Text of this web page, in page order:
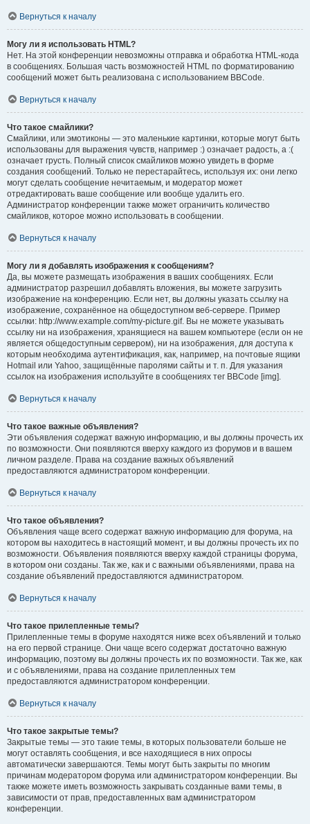
Вернуться к началу
Могу ли я использовать HTML?
Нет. На этой конференции невозможны отправка и обработка HTML-кода
в сообщениях. Большая часть возможностей HTML по форматированию
сообщений может быть реализована с использованием BBCode.
Вернуться к началу
Что такое смайлики?
Смайлики, или эмотиконы — это маленькие картинки, которые могут быть
использованы для выражения чувств, например :) означает радость, а :(
означает грусть. Полный список смайликов можно увидеть в форме
создания сообщений. Только не перестарайтесь, используя их: они легко
могут сделать сообщение нечитаемым, и модератор может
отредактировать ваше сообщение или вообще удалить его.
Администратор конференции также может ограничить количество
смайликов, которое можно использовать в сообщении.
Вернуться к началу
Могу ли я добавлять изображения к сообщениям?
Да, вы можете размещать изображения в ваших сообщениях. Если
администратор разрешил добавлять вложения, вы можете загрузить
изображение на конференцию. Если нет, вы должны указать ссылку на
изображение, сохранённое на общедоступном веб-сервере. Пример
ссылки: http://www.example.com/my-picture.gif. Вы не можете указывать
ссылку ни на изображения, хранящиеся на вашем компьютере (если он не
является общедоступным сервером), ни на изображения, для доступа к
которым необходима аутентификация, как, например, на почтовые ящики
Hotmail или Yahoo, защищённые паролями сайты и т. п. Для указания
ссылок на изображения используйте в сообщениях тег BBCode [img].
Вернуться к началу
Что такое важные объявления?
Эти объявления содержат важную информацию, и вы должны прочесть их
по возможности. Они появляются вверху каждого из форумов и в вашем
личном разделе. Права на создание важных объявлений
предоставляются администратором конференции.
Вернуться к началу
Что такое объявления?
Объявления чаще всего содержат важную информацию для форума, на
котором вы находитесь в настоящий момент, и вы должны прочесть их по
возможности. Объявления появляются вверху каждой страницы форума,
в котором они созданы. Так же, как и с важными объявлениями, права на
создание объявлений предоставляются администратором.
Вернуться к началу
Что такое прилепленные темы?
Прилепленные темы в форуме находятся ниже всех объявлений и только
на его первой странице. Они чаще всего содержат достаточно важную
информацию, поэтому вы должны прочесть их по возможности. Так же, как
и с объявлениями, права на создание прилепленных тем
предоставляются администратором конференции.
Вернуться к началу
Что такое закрытые темы?
Закрытые темы — это такие темы, в которых пользователи больше не
могут оставлять сообщения, и все находящиеся в них опросы
автоматически завершаются. Темы могут быть закрыты по многим
причинам модератором форума или администратором конференции. Вы
также можете иметь возможность закрывать созданные вами темы, в
зависимости от прав, предоставленных вам администратором
конференции.